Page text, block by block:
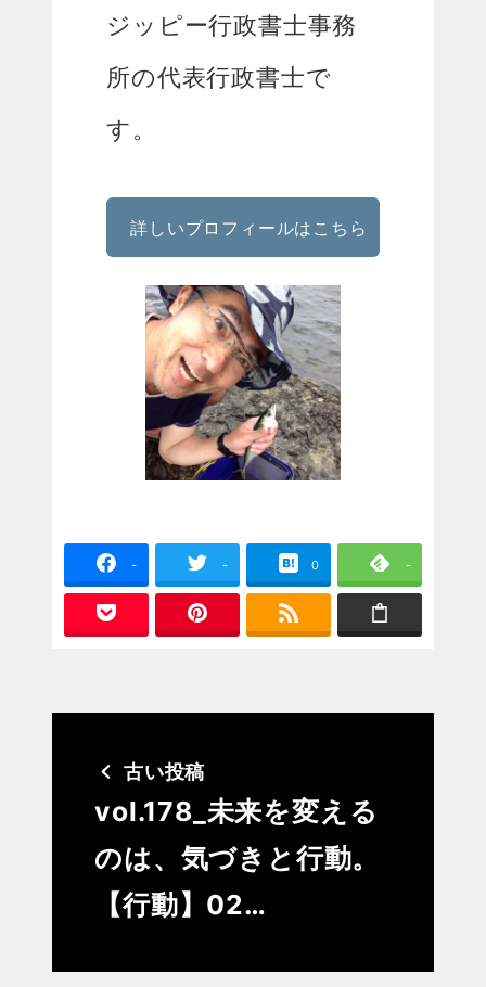
ジッピー行政書士事務
所の代表行政書士で
す。
詳しいプロフィールはこちら
- - 0 -
古い投稿
vol.178_未来を変える
のは、気づきと行動。
【行動】02…